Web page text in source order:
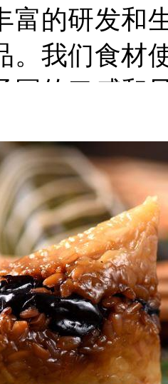
富的研发和
我们食材
圆的口感和
标准，所有
提供定制
用心服务客户
好品质的汤
户提供优质
满意为原则